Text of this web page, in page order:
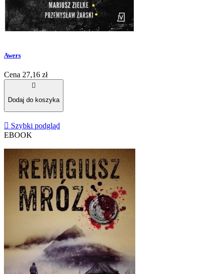
Awers
Cena 27,16 zł

Dodaj do koszyka
 Szybki podgląd
EBOOK